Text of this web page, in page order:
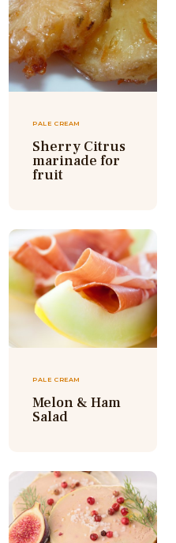
PALE CREAM
Sherry Citrus
marinade for
fruit
PALE CREAM
Melon & Ham
Salad